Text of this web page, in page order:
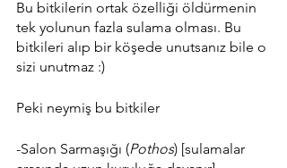
Bu bitkilerin ortak özelliği öldürmenin
tek yolunun fazla sulama olması. Bu
bitkileri alıp bir köşede unutsanız bile o
sizi unutmaz :)
Peki neymiş bu bitkiler
-Salon Sarmaşığı (Pothos) [sulamalar